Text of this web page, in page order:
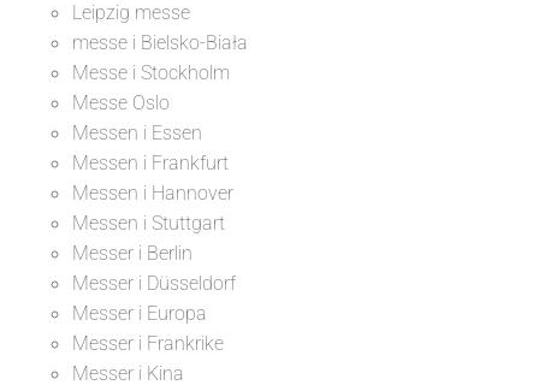
Leipzig messe
messe i Bielsko-Biała
Messe i Stockholm
Messe Oslo
Messen i Essen
Messen i Frankfurt
Messen i Hannover
Messen i Stuttgart
Messer i Berlin
Messer i Düsseldorf
Messer i Europa
Messer i Frankrike
Messer i Kina